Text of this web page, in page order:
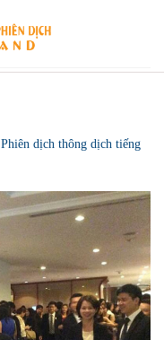
Phiên dịch thông dịch tiếng